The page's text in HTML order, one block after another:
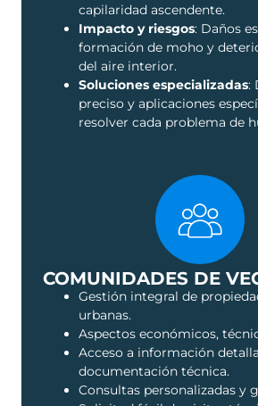
capilaridad ascendente.
Impacto y riesgos: Daños
formación de moho y
del aire interior.
Soluciones especializadas:
preciso y aplicaciones
resolver cada problema de
COMUNIDADES DE
Gestión integral de
urbanas.
Aspectos económicos,
Acceso a información
documentación técnica.
Consultas personalizadas y